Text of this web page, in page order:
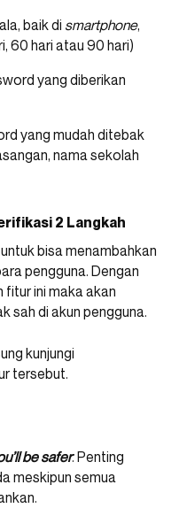
baik di smartphone,
60 hari atau 90 hari)
yang diberikan
yang mudah ditebak
nama sekolah
2 Langkah
bisa menambahkan
pengguna. Dengan
ini maka akan
sah di akun pengguna.
kunjungi
tersebut.
be safer. Penting
meskipun semua